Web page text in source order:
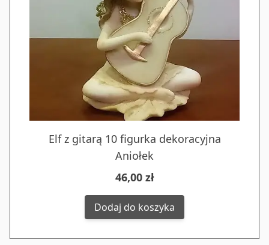
Elf z gitarą 10 figurka dekoracyjna
Aniołek
46,00 zł
Dodaj do koszyka